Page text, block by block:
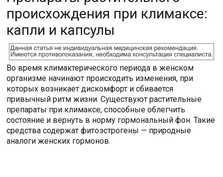
происхождения при климаксе:
капли и капсулы
Во время климактерического периода в женском
организме начинают происходить изменения, при
которых возникает дискомфорт и сбивается
привычный ритм жизни. Существуют растительные
препараты при климаксе, способные облегчить
состояние и вернуть в норму гормональный фон. Такие
средства содержат фитоэстрогены — природные
аналоги женских гормонов.